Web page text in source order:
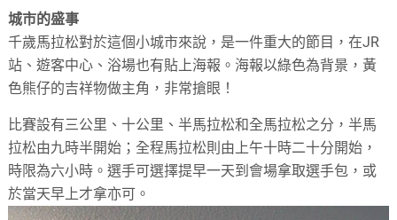
城市的盛事
千歲馬拉松對於這個小城市來說，是一件重大的節目，在JR
站、遊客中心、浴場也有貼上海報。海報以綠色為背景，黃
色熊仔的吉祥物做主角，非常搶眼！
比賽設有三公里、十公里、半馬拉松和全馬拉松之分，半馬
拉松由九時半開始；全程馬拉松則由上午十時二十分開始，
時限為六小時。選手可選擇提早一天到會場拿取選手包，或
於當天早上才拿亦可。